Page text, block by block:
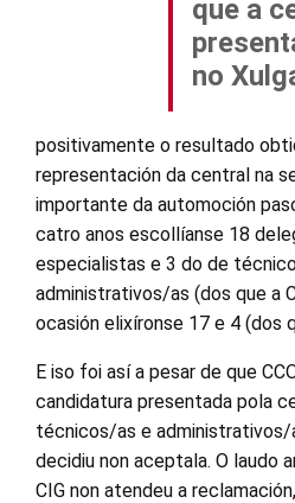
que a
no
positivamente o resultado
representación da central na
importante da automoción
catro anos escollíanse 18
especialistas e 3 do de
administrativos/as (dos que a
ocasión elixíronse 17 e 4 (dos
E iso foi así a pesar de que
candidatura presentada pola
técnicos/as e administrativos/
decidiu non aceptala. O laudo
CIG non atendeu a